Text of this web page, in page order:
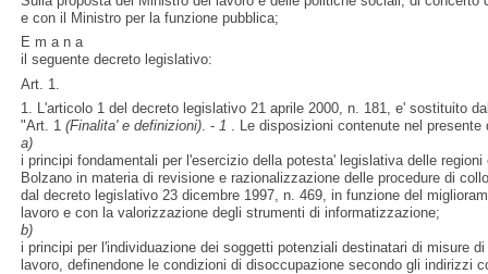
e con il Ministro per la funzione pubblica;
E m a n a
il seguente decreto legislativo:
Art. 1.
1. L'articolo 1 del decreto legislativo 21 aprile 2000, n. 181, e' sostituito
"Art. 1 (Finalita' e definizioni). - 1 . Le disposizioni contenute nel
a)
i principi fondamentali per l'esercizio della potesta' legislativa delle
Bolzano in materia di revisione e razionalizzazione delle procedure di
dal decreto legislativo 23 dicembre 1997, n. 469, in funzione del
lavoro e con la valorizzazione degli strumenti di informatizzazione;
b)
i principi per l'individuazione dei soggetti potenziali destinatari di misure
lavoro, definendone le condizioni di disoccupazione secondo gli indirizzi